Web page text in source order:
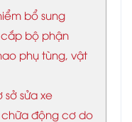
bổ sung
bộ phận
phụ tùng, vật
sở sửa xe
chữa động cơ do